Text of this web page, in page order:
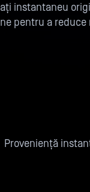
instantaneu
pentru a
Proveniență